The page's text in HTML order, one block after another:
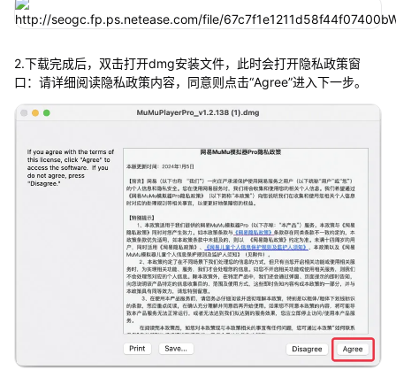
2.下载完成后，双击打开dmg安装文件，此时会打开隐私政策窗
口：请详细阅读隐私政策内容，同意则点击“Agree”进入下一步。